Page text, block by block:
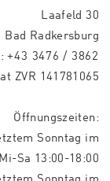
Laafeld 30
Bad Radkersburg
+43 3476 / 3862
ZVR 141781065
Öffnungszeiten:
Sonntag im
Sa 13:00-18:00